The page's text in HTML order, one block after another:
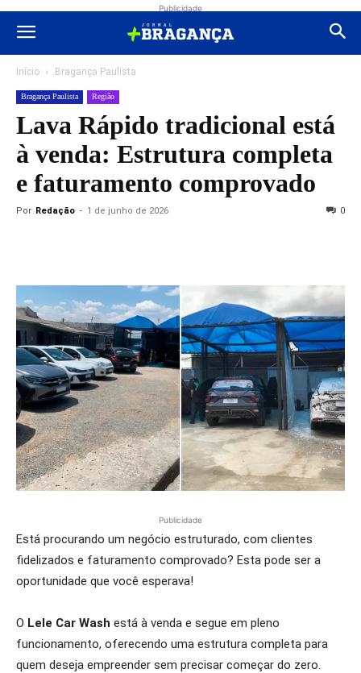
Publicidade
Início Bragança Paulista
Bragança Paulista Região
Lava Rápido tradicional está
à venda: Estrutura completa
e faturamento comprovado
Por Redação - 1 de junho de 2026 0
Publicidade
Está procurando um negócio estruturado, com clientes
fidelizados e faturamento comprovado? Esta pode ser a
oportunidade que você esperava!
O Lele Car Wash está à venda e segue em pleno
funcionamento, oferecendo uma estrutura completa para
quem deseja empreender sem precisar começar do zero.